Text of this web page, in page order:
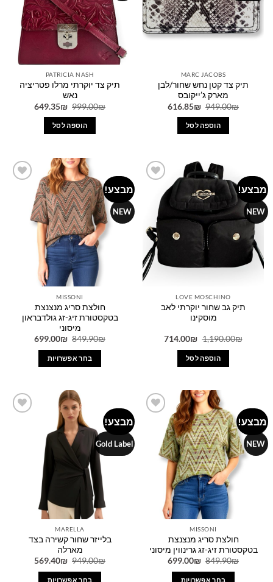
את
האפשרויות
בעמוד
MARC JACOBS
תיק צד קטן נחש שחור/לבן
מארק ג’ייקובס
949.00₪
המחיר
היה:
949.00₪.
616.85₪
המחיר
הוספה לסל
PATRICIA NASH
תיק צד יוקרתי מרלו פטריציה
נאש
999.00₪
המחיר
היה:
999.00₪.
649.35₪
המחיר
הוספה לסל
מבצע!
NEW
wishlist
LOVE MOSCHINO
תיק גב שחור יוקרתי לאב
מוסקינו
1,190.00₪
המחיר
היה:
1,190.00₪.
714.00₪
המחיר
הוספה לסל
מבצע!
NEW
MISSONI
חולצת סריג מנצנצת
בטקסטורת זיג-זג גולדבראון
מיסוני
849.90₪
המחיר
849.90₪.
699.00₪
המחיר
בחר אפשרויות
יש
מספר
סוגים.
ניתן
לבחור
האפשרויות
המוצר
מבצע!
NEW
MISSONI
חולצת סריג מנצנצת
בטקסטורת זיג-זג גרינווין מיסוני
849.90₪
המחיר
היה:
699.00₪
המחיר
בחר אפשרויות
מבצע!
Gold Label
MARELLA
בלייזר שחור קשירה בצד
מארלה
949.00₪
המחיר
היה:
569.40₪
המחיר
בחר אפשרויות